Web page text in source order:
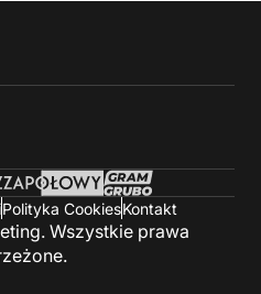
Polityka CookiesKontakt
Wszystkie prawa